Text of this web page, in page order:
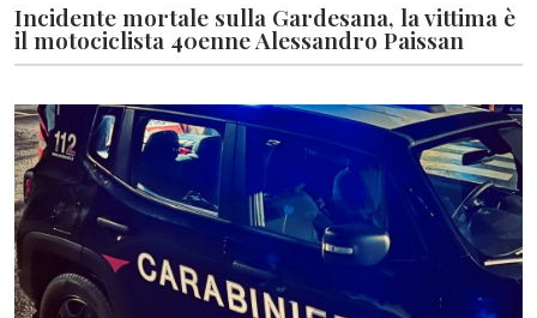
Incidente mortale sulla Gardesana, la vittima è
il motociclista 40enne Alessandro Paissan